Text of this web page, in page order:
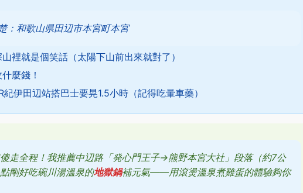
：和歌山県田辺市本宮町本宮
裡就是個笑話（太陽下山前出來就對了）
麼錢！
伊田辺站搭巴士要晃1.5小時（記得吃暈車藥）
走全程！我推薦中辺路「発心門王子→熊野本宮大社」段落（約7公
剛好吃碗川湯溫泉的地獄鍋補元氣——用滾燙溫泉煮雞蛋的體驗夠你